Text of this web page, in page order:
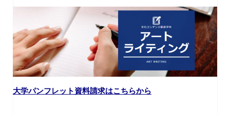
大学パンフレット資料請求はこちらから